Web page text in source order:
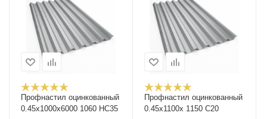
Профнастил оцинкованный
0.45х1000х6000 1060 НС35
Профнастил оцинкованный
0.45х1100х 1150 С20